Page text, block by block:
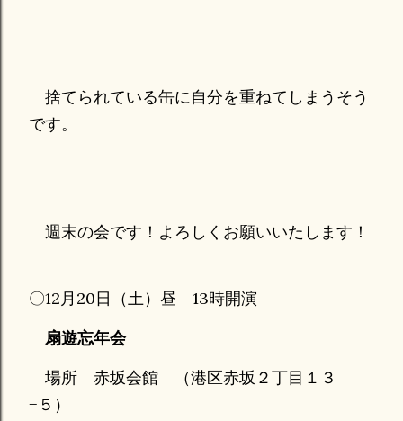
捨てられている缶に自分を重ねてしまうそう
です。
週末の会です！よろしくお願いいたします！
〇12月20日（土）昼 13時開演
扇遊忘年会
場所 赤坂会館
（港区赤坂２丁目１３
−５）